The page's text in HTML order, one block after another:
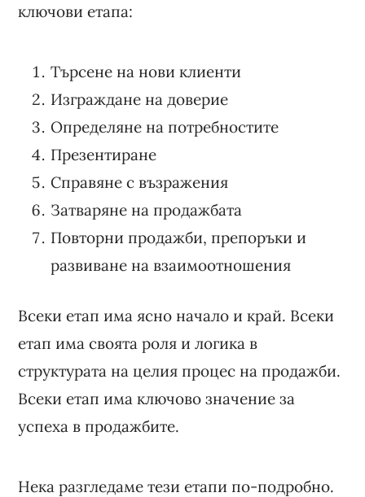
ключови етапа:
Търсене на нови клиенти
Изграждане на доверие
Определяне на потребностите
Презентиране
Справяне с възражения
Затваряне на продажбата
Повторни продажби, препоръки и
развиване на взаимоотношения
Всеки етап има ясно начало и край. Всеки
етап има своята роля и логика в
структурата на целия процес на продажби.
Всеки етап има ключово значение за
успеха в продажбите.
Нека разгледаме тези етапи по-подробно.